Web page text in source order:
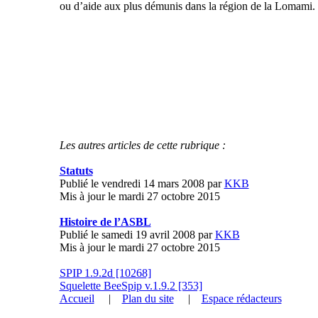
ou d’aide aux plus démunis dans la région de la Lomami.
Les autres articles de cette rubrique :
Statuts
Publié le vendredi 14 mars 2008 parKKB
Mis à jour le mardi 27 octobre 2015
Histoire de l’ASBL
Publié le samedi 19 avril 2008 parKKB
Mis à jour le mardi 27 octobre 2015
SPIP 1.9.2d [10268]
Squelette BeeSpip v.1.9.2 [353]
Accueil | Plan du site| Espace rédacteurs